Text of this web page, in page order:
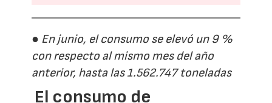
● En junio, el consumo se elevó un 9 %
con respecto al mismo mes del año
anterior, hasta las 1.562.747 toneladas
El consumo de